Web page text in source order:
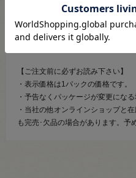
後ろワンボタン留めで程よいゆと
フレアースリーブ、大きめのパフ
腕をカバーします。
【ご注文前に必ずお読み下さい】
・表示価格は1パックの価格です。
・予告なくパッケージが変更になる
・当社の他オンラインショップと
も完売･欠品の場合があります。予